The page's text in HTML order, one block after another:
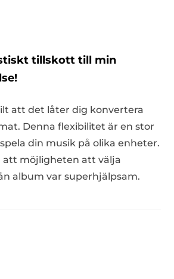
tillskott till min
att det låter dig konvertera
Denna flexibilitet är en stor
din musik på olika enheter.
att möjligheten att välja
album var superhjälpsam.